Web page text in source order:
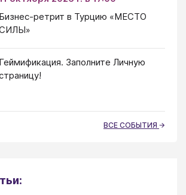
Бизнес-ретрит в Турцию «МЕСТО
Геймификация. Заполните Личную
ВСЕ СОБЫТИЯ